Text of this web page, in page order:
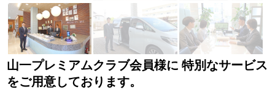
山一プレミアムクラブ会員様に特別なサービス
をご用意しております。